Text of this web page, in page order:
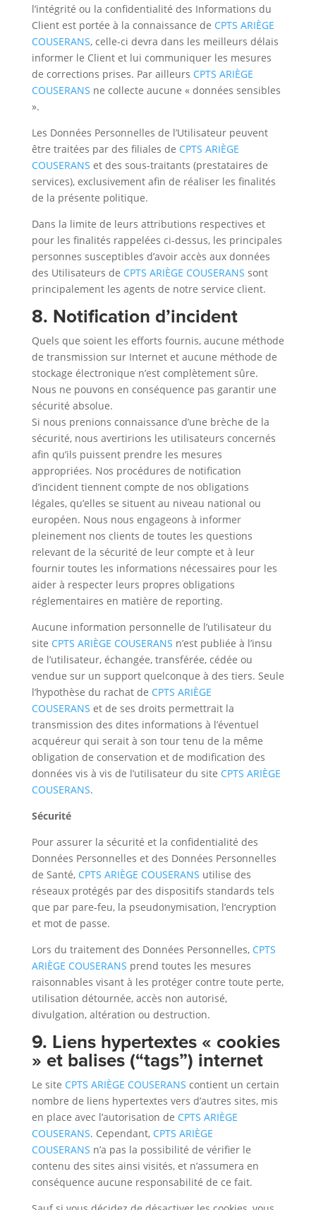
l’intégrité ou la confidentialité des Informations du
Client est portée à la connaissance de CPTS ARIÈGE
COUSERANS, celle-ci devra dans les meilleurs délais
informer le Client et lui communiquer les mesures
de corrections prises. Par ailleurs CPTS ARIÈGE
COUSERANS ne collecte aucune « données sensibles
».
Les Données Personnelles de l’Utilisateur peuvent
être traitées par des filiales de CPTS ARIÈGE
COUSERANS et des sous-traitants (prestataires de
services), exclusivement afin de réaliser les finalités
de la présente politique.
Dans la limite de leurs attributions respectives et
pour les finalités rappelées ci-dessus, les principales
personnes susceptibles d’avoir accès aux données
des Utilisateurs de CPTS ARIÈGE COUSERANS sont
principalement les agents de notre service client.
8. Notification d’incident
Quels que soient les efforts fournis, aucune méthode
de transmission sur Internet et aucune méthode de
stockage électronique n’est complètement sûre.
Nous ne pouvons en conséquence pas garantir une
sécurité absolue.
Si nous prenions connaissance d’une brèche de la
sécurité, nous avertirions les utilisateurs concernés
afin qu’ils puissent prendre les mesures
appropriées. Nos procédures de notification
d’incident tiennent compte de nos obligations
légales, qu’elles se situent au niveau national ou
européen. Nous nous engageons à informer
pleinement nos clients de toutes les questions
relevant de la sécurité de leur compte et à leur
fournir toutes les informations nécessaires pour les
aider à respecter leurs propres obligations
réglementaires en matière de reporting.
Aucune information personnelle de l’utilisateur du
site CPTS ARIÈGE COUSERANS n’est publiée à l’insu
de l’utilisateur, échangée, transférée, cédée ou
vendue sur un support quelconque à des tiers. Seule
l’hypothèse du rachat de CPTS ARIÈGE
COUSERANS et de ses droits permettrait la
transmission des dites informations à l’éventuel
acquéreur qui serait à son tour tenu de la même
obligation de conservation et de modification des
données vis à vis de l’utilisateur du site CPTS ARIÈGE
COUSERANS.
Sécurité
Pour assurer la sécurité et la confidentialité des
Données Personnelles et des Données Personnelles
de Santé, CPTS ARIÈGE COUSERANS utilise des
réseaux protégés par des dispositifs standards tels
que par pare-feu, la pseudonymisation, l’encryption
et mot de passe.
Lors du traitement des Données Personnelles, CPTS
ARIÈGE COUSERANS prend toutes les mesures
raisonnables visant à les protéger contre toute perte,
utilisation détournée, accès non autorisé,
divulgation, altération ou destruction.
9. Liens hypertextes « cookies
» et balises (“tags”) internet
Le site CPTS ARIÈGE COUSERANS contient un certain
nombre de liens hypertextes vers d’autres sites, mis
en place avec l’autorisation de CPTS ARIÈGE
COUSERANS. Cependant, CPTS ARIÈGE
COUSERANS n’a pas la possibilité de vérifier le
contenu des sites ainsi visités, et n’assumera en
conséquence aucune responsabilité de ce fait.